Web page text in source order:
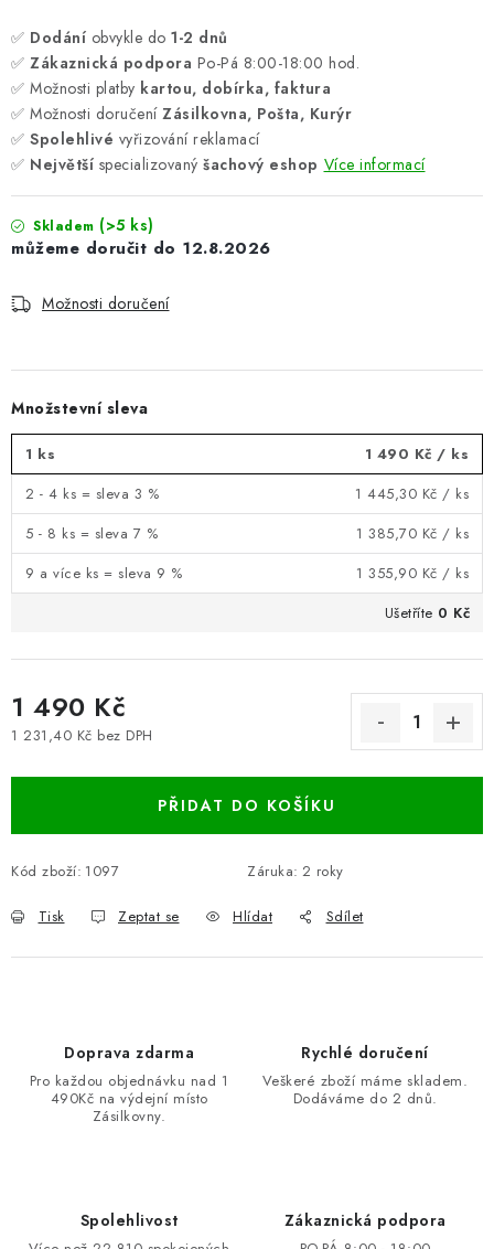
✅ Dodání obvykle do 1-2 dnů
✅ Zákaznická podpora Po-Pá 8:00-18:00 hod.
✅ Možnosti platby kartou, dobírka, faktura
✅ Možnosti doručení Zásilkovna, Pošta, Kurýr
✅ Spolehlivé vyřizování reklamací
✅ Největší specializovaný šachový eshop Více informací
Skladem (>5 ks)
12.8.2026
Možnosti doručení
Množstevní sleva
1 ks 1 490 Kč / ks
2 - 4 ks = sleva 3 %
1 445,30 Kč / ks
5 - 8 ks = sleva 7 %
1 385,70 Kč / ks
9 a více ks = sleva 9 %
1 355,90 Kč / ks
Ušetříte 0 Kč
1 490 Kč
1 231,40 Kč bez DPH
PŘIDAT DO KOŠÍKU
Kód zboží: 1097 Záruka: 2 roky
Tisk Zeptat se Hlídat Sdílet
Doprava zdarma
Pro každou objednávku nad 1
490Kč na výdejní místo
Zásilkovny.
Rychlé doručení
Veškeré zboží máme skladem.
Dodáváme do 2 dnů.
Spolehlivost Zákaznická podpora